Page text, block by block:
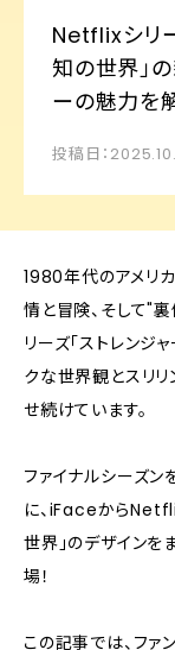
Netflixシリ
知の世界」
ーの魅力を
投稿日：
1980年代のアメリ
情と冒険、そして"
リーズ「ストレンジ
クな世界観とスリ
せ続けています。
ファイナルシーズ
に、iFaceから
世界」のデザインを
場！
この記事では、フ